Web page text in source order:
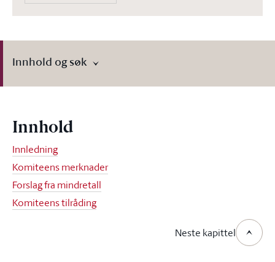
Innhold og søk
Innhold
Innledning
Komiteens merknader
Forslag fra mindretall
Komiteens tilråding
Neste kapittel